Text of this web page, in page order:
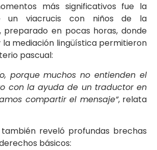
más significativos fue la
un viacrucis con niños de la
preparado en pocas horas, donde
mediación lingüística permitieron
pascual:
porque muchos no entienden el
con la ayuda de un traductor en
compartir el mensaje”, relata
reveló profundas brechas
básicos: